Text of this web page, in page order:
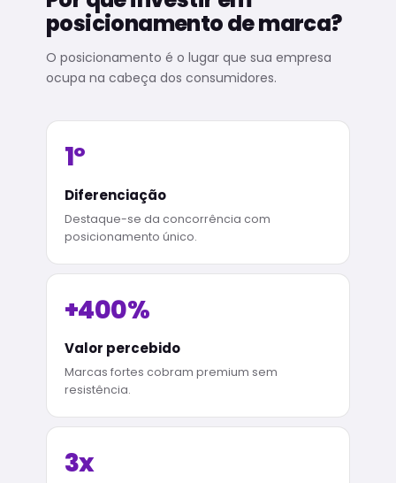
posicionamento de marca?
O posicionamento é o lugar que sua empresa
ocupa na cabeça dos consumidores.
1º
Diferenciação
Destaque-se da concorrência com
posicionamento único.
+400%
Valor percebido
Marcas fortes cobram premium sem
resistência.
3x